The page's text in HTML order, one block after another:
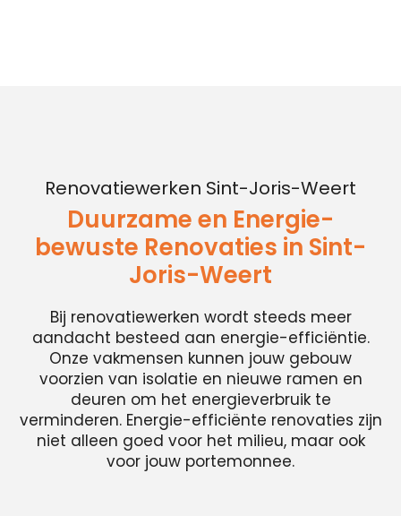
Renovatiewerken Sint-Joris-Weert
Duurzame en Energie-
bewuste Renovaties in Sint-
Joris-Weert
Bij renovatiewerken wordt steeds meer
aandacht besteed aan energie-efficiëntie.
Onze vakmensen kunnen jouw gebouw
voorzien van isolatie en nieuwe ramen en
deuren om het energieverbruik te
verminderen. Energie-efficiënte renovaties zijn
niet alleen goed voor het milieu, maar ook
voor jouw portemonnee.